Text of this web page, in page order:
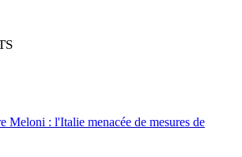
Meloni : l'Italie menacée de mesures de